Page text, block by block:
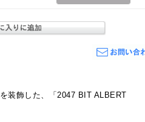
装飾した、「2047 BIT ALBERT